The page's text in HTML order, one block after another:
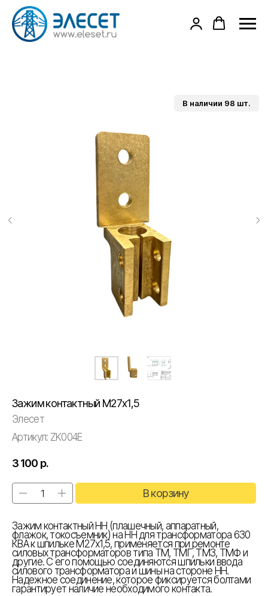
Зажим контактный М27х1,5
Элесет
Артикул: ZK004E
3 100 р.
В корзину
Зажим контактный НН (плашечный, аппаратный,
флажок, токосъемник) на НН для трансформатора 630
КВА к шпильке М27х1,5, применяется при ремонте
силовых трансформаторов типа ТМ, ТМГ, ТМЗ, ТМФ и
другие. С его помощью соединяются шпильки ввода
силового трансформатора и шины на стороне НН.
Надежное соединение, которое фиксируется болтами
гарантирует наличие необходимого контакта.